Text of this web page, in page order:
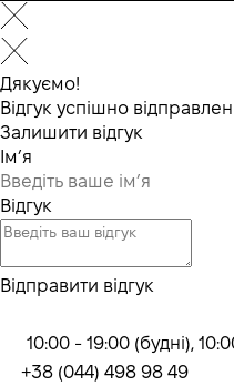
Дякуємо!
Відгук успішно
Залишити відгук
Ім’я
Відгук
Відправити відгук
10:00 - 19:00 (будні),
+38 (044) 498 98 49